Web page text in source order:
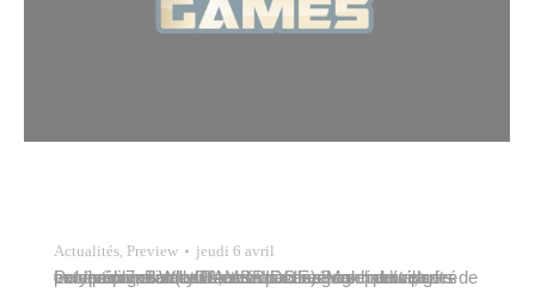
Actualités, Preview jeudi 6 avril
Le complexe Willy BAMBRIDGE sera exceptionnellement fermé aux usagers habituels les vendredi 7, samedi 8 et dimanche 9 avril pour la Polynesian Battle Games. L’accès réglementé, géré par les organisateurs, sera réservé aux participants de cet évènement (athlètes et public). Merci de votre compréhension.